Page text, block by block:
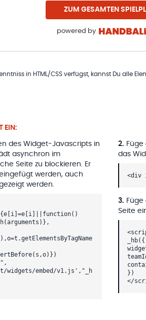
ZUM GESAMTEN
powered by
in HTML/CSS verfügst, kannst Du alle
EIN:
des Widget-Javascripts in
asynchron im
Seite zu blockieren. Er
werden, auch
werden.
widgets/embed/v1.js',"_h
2.
das
<div
3.
Seite
_hb({
})
</